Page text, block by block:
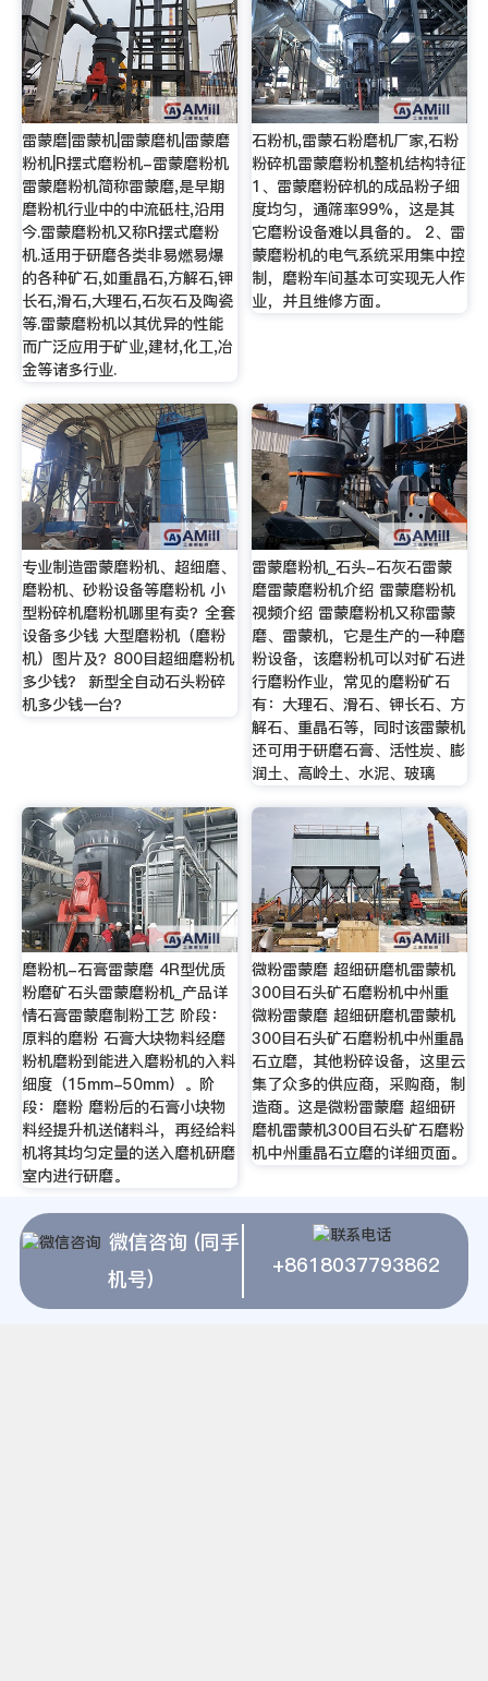
雷蒙磨|雷蒙机|雷蒙磨机|雷蒙磨
粉机|R摆式磨粉机-雷蒙磨粉机
雷蒙磨粉机简称雷蒙磨,是早期
磨粉机行业中的中流砥柱,沿用
今.雷蒙磨粉机又称R摆式磨粉
机.适用于研磨各类非易燃易爆
的各种矿石,如重晶石,方解石,钾
长石,滑石,大理石,石灰石及陶瓷
等.雷蒙磨粉机以其优异的性能
而广泛应用于矿业,建材,化工,冶
金等诸多行业.
石粉机,雷蒙石粉磨机厂家,石粉
粉碎机雷蒙磨粉机整机结构特征
1、雷蒙磨粉碎机的成品粉子细
度均匀，通筛率99%，这是其
它磨粉设备难以具备的。 2、雷
蒙磨粉机的电气系统采用集中控
制，磨粉车间基本可实现无人作
业，并且维修方面。
专业制造雷蒙磨粉机、超细磨、
磨粉机、砂粉设备等磨粉机 小
型粉碎机磨粉机哪里有卖？全套
设备多少钱 大型磨粉机（磨粉
机）图片及？800目超细磨粉机
多少钱？ 新型全自动石头粉碎
机多少钱一台？
雷蒙磨粉机_石头-石灰石雷蒙
磨雷蒙磨粉机介绍 雷蒙磨粉机
视频介绍 雷蒙磨粉机又称雷蒙
磨、雷蒙机，它是生产的一种磨
粉设备，该磨粉机可以对矿石进
行磨粉作业，常见的磨粉矿石
有：大理石、滑石、钾长石、方
解石、重晶石等，同时该雷蒙机
还可用于研磨石膏、活性炭、膨
润土、高岭土、水泥、玻璃
磨粉机-石膏雷蒙磨 4R型优质
粉磨矿石头雷蒙磨粉机_产品详
情石膏雷蒙磨制粉工艺 阶段：
原料的磨粉 石膏大块物料经磨
粉机磨粉到能进入磨粉机的入料
细度（15mm-50mm）。阶
段：磨粉 磨粉后的石膏小块物
料经提升机送储料斗，再经给料
机将其均匀定量的送入磨机研磨
室内进行研磨。
微粉雷蒙磨 超细研磨机雷蒙机
300目石头矿石磨粉机中州重
微粉雷蒙磨 超细研磨机雷蒙机
300目石头矿石磨粉机中州重晶
石立磨，其他粉碎设备，这里云
集了众多的供应商，采购商，制
造商。这是微粉雷蒙磨 超细研
磨机雷蒙机300目石头矿石磨粉
机中州重晶石立磨的详细页面。
对此设备感兴趣？或需了解 雷蒙石头粉碎机 详
点击下方电话直接咨询厂家工程师：
微信咨询 (同手
机号)
+8618037793862